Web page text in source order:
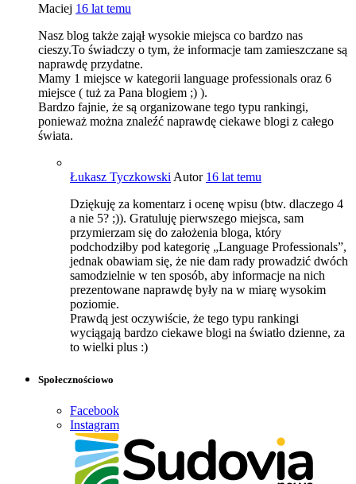
Maciej 16 lat temu
Nasz blog także zajął wysokie miejsca co bardzo nas
cieszy.To świadczy o tym, że informacje tam zamieszczane są
naprawdę przydatne.
Mamy 1 miejsce w kategorii language professionals oraz 6
miejsce ( tuż za Pana blogiem ;) ).
Bardzo fajnie, że są organizowane tego typu rankingi,
ponieważ można znaleźć naprawdę ciekawe blogi z całego
świata.
Łukasz Tyczkowski Autor 16 lat temu
Dziękuję za komentarz i ocenę wpisu (btw. dlaczego 4
a nie 5? ;)). Gratuluję pierwszego miejsca, sam
przymierzam się do założenia bloga, który
podchodziłby pod kategorię „Language Professionals”,
jednak obawiam się, że nie dam rady prowadzić dwóch
samodzielnie w ten sposób, aby informacje na nich
prezentowane naprawdę były na w miarę wysokim
poziomie.
Prawdą jest oczywiście, że tego typu rankingi
wyciągają bardzo ciekawe blogi na światło dzienne, za
to wielki plus :)
Społecznościowo
Facebook
Instagram